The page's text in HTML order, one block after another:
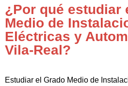
¿Por qué estudiar
Medio de
Eléctricas y
Vila-Real?
Estudiar el Grado Medio de